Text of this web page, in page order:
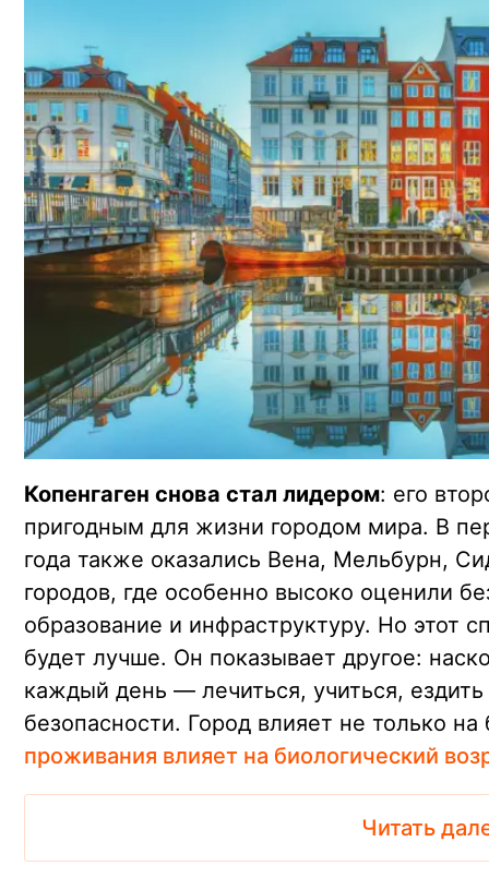
Копенгаген снова стал лидером: его
пригодным для жизни городом мира. В
года также оказались Вена, Мельбурн,
городов, где особенно высоко оценили
образование и инфраструктуру. Но этот
будет лучше. Он показывает другое:
каждый день — лечиться, учиться, ездить
безопасности. Город влияет не только
проживания влияет на биологический
Читать